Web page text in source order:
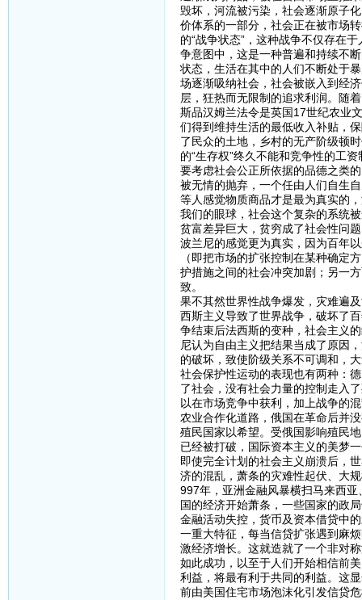
毁坏，河流被污染，社会逐渐原子
价体系的一部分，社会正在被市场
的“战争状态”，这种战争不仅存在
争意图中，这是一种普遍和持续不
状态，生活在其中的人们不断处于
场逐渐吸纳社会，社会被嵌入到经
层，狂热而无限制的追求利润。随
斯品汉姆兰法令是英国17世纪农业
们得到维持生活的最低收入补贴，
了民众的土地，乡村的无产阶级顿
的“生存权”终久不能和竞争性的工
要考虑社会公正所依据的品德之类
被无情的抛弃，一个任由人们自生
等人感觉物质商品才是最为真实的
我们的眼球，社会这个复杂的系统
贫富差异巨大，贫穷成了社会性问
波兰尼的感觉更为真实，因为百年
（即把市场的扩张控制在某种确定
护措施之间的社会冲突加剧；另一
致。
果不其然世界性战争爆发，灾难遍
西斯主义导致了世界战争，破坏了
争结束后法西斯的变种，社会主义
尼认为自由主义把结果当成了原因
的破坏，致使阶级关系不可调和，
社会保护性运动的表现也有两种：
了社会，没有社会力量的控制走入
以在市场竞争中获利，加上战争的
农业合作化道路，俄国在革命后并
殖民国家以希望。受俄国影响殖民
已经被打破，国际资本主义的美梦
即使完全计划的社会主义崩溃后，
济的混乱，萧条的灾难性起伏、大
997年，亚洲金融风暴横扫马来西
国的经济开始萧条，一些国家的政
金融活动失控，货币及资本借贷中
一重大特征，每当信贷扩张遇到麻
激经济增长。这就造就了一个非对
如此成功，以至于人们开始相信前
利益，将最有利于共同的利益。这
前由美国住宅市场泡沫化引发信贷